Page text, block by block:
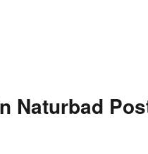
Naturbad